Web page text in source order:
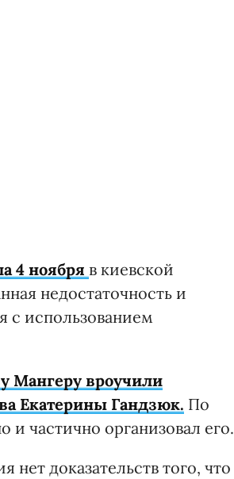
4 ноября в киевской
недостаточность и
с использованием
Мангеру вроучили
Екатерины Гандзюк. По
и частично организовал его.
доказательств того, что